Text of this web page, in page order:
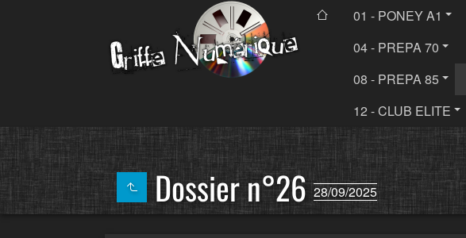
01 - PONEY A1
04 - PREPA 70
08 - PREPA 85
12 - CLUB ELITE
Dossier n°2628/09/2025